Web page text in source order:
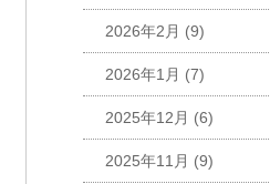
2026年2月 (9)
2026年1月 (7)
2025年12月 (6)
2025年11月 (9)